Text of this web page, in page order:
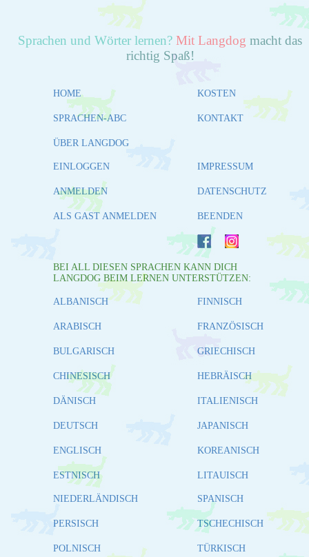
Sprachen und Wörter lernen? Mit Langdog macht das
richtig Spaß!
HOME
SPRACHEN-ABC
ÜBER LANGDOG
KOSTEN
KONTAKT
EINLOGGEN
ANMELDEN
ALS GAST ANMELDEN
IMPRESSUM
DATENSCHUTZ
BEENDEN
BEI ALL DIESEN SPRACHEN KANN DICH
LANGDOG BEIM LERNEN UNTERSTÜTZEN:
ALBANISCH
ARABISCH
BULGARISCH
CHINESISCH
DÄNISCH
DEUTSCH
ENGLISCH
ESTNISCH
FINNISCH
FRANZÖSISCH
GRIECHISCH
HEBRÄISCH
ITALIENISCH
JAPANISCH
KOREANISCH
LITAUISCH
NIEDERLÄNDISCH
PERSISCH
POLNISCH
SPANISCH
TSCHECHISCH
TÜRKISCH